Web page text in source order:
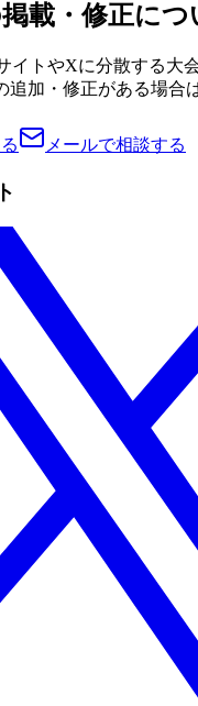
載・修正につ
イトやXに分散する大
追加・修正がある場合
メールで相談する